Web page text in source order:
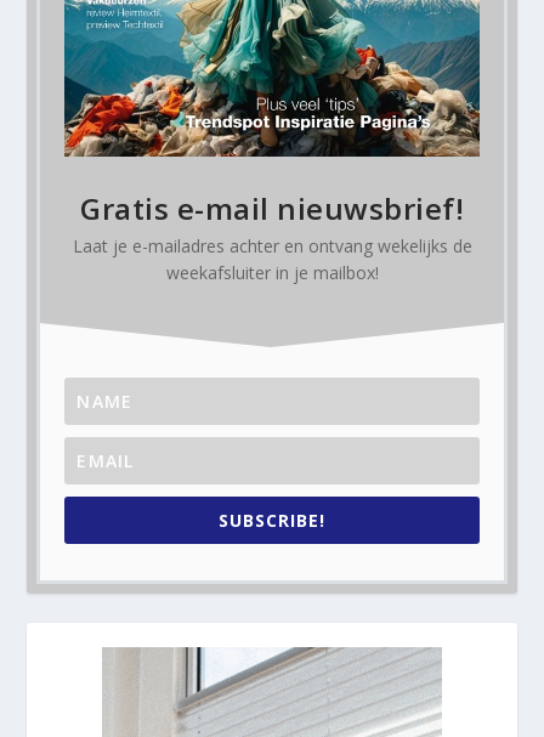
Gratis e-mail nieuwsbrief!
Laat je e-mailadres achter en ontvang wekelijks de
weekafsluiter in je mailbox!
SUBSCRIBE!